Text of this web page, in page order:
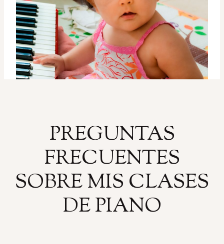
PREGUNTAS
FRECUENTES
SOBRE MIS CLASES
DE PIANO